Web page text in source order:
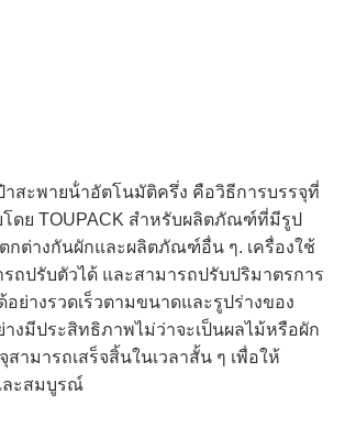
าสะพายน้ําอัตโนมัติครึ่ง คือวิธีการบรรจุที่
ดย TOUPACK สําหรับผลิตภัณฑ์ที่มีรูป
กต่างกันผักและผลิตภัณฑ์อื่น ๆ. เครื่องใช้
รถปรับตัวได้ และสามารถปรับปริมาตรการ
ย่างรวดเร็วตามขนาดและรูปร่างของ
างมีประสิทธิภาพไม่ว่าจะเป็นผลไม้หรือผัก
ามารถเสร็จสิ้นในเวลาสั้น ๆ เพื่อให้
ะสมบูรณ์